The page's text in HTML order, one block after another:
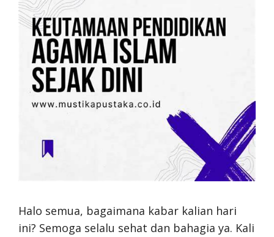
Halo semua, bagaimana kabar kalian hari
ini? Semoga selalu sehat dan bahagia ya. Kali